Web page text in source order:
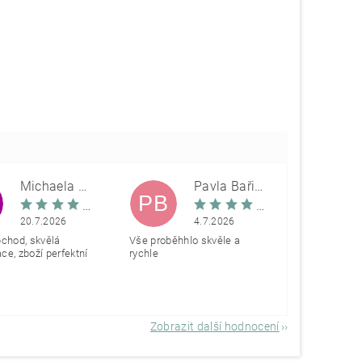
Michaela Škovranová
20.7.2026
skvělá
zboží perfektní
PB
Pavla Bařinová
4.7.2026
Vše proběhhlo skvěle a
rychle
Zobrazit další hodnocení